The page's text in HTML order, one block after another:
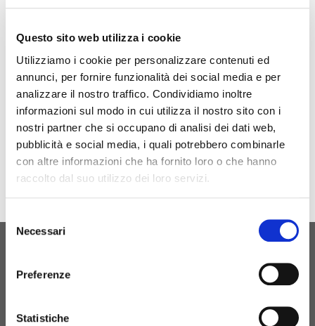
Questo sito web utilizza i cookie
Utilizziamo i cookie per personalizzare contenuti ed
annunci, per fornire funzionalità dei social media e per
analizzare il nostro traffico. Condividiamo inoltre
informazioni sul modo in cui utilizza il nostro sito con i
nostri partner che si occupano di analisi dei dati web,
pubblicità e social media, i quali potrebbero combinarle
con altre informazioni che ha fornito loro o che hanno
raccolto dal suo utilizzo dei loro servizi.
delNecessari
Preferenze
Statistiche
Venite a visitarci HALL CENTRAL STAND C5
Sito Evento
CONTATTACI